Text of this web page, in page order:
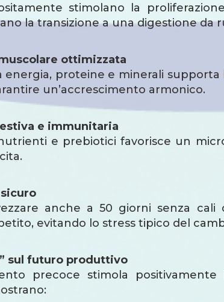
stimolano la
la transizione a una digestione da
ottimizzata
proteine e minerali
un’accrescimento armonico.
e immunitaria
e prebiotici favorisce un
anche a 50 giorni senza
evitando lo stress tipico del
sul futuro produttivo
precoce stimola